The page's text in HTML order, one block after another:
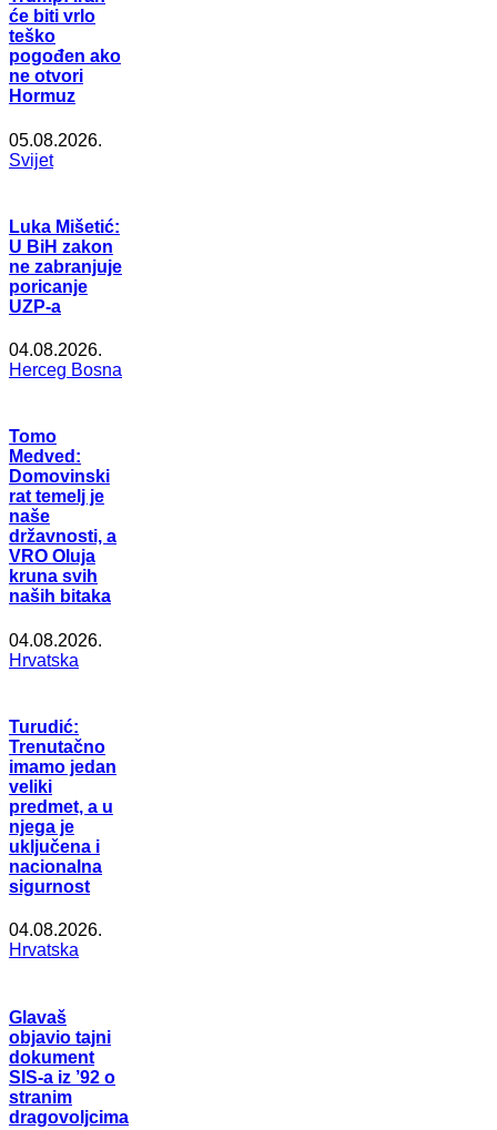
će biti vrlo
teško
pogođen ako
ne otvori
Hormuz
05.08.2026.
Svijet
Luka Mišetić:
U BiH zakon
ne zabranjuje
poricanje
UZP-a
04.08.2026.
Herceg Bosna
Tomo
Medved:
Domovinski
rat temelj je
naše
državnosti, a
VRO Oluja
kruna svih
naših bitaka
04.08.2026.
Hrvatska
Turudić:
Trenutačno
imamo jedan
veliki
predmet, a u
njega je
uključena i
nacionalna
sigurnost
04.08.2026.
Hrvatska
Glavaš
objavio tajni
dokument
SIS-a iz ’92 o
stranim
dragovoljcima